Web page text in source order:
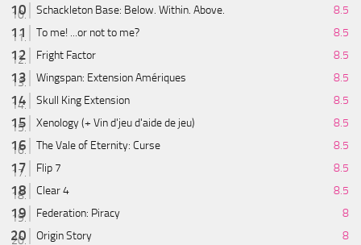
Schackleton Base: Below. Within. Above.
8.5
To me! ...or not to me?
8.5
Fright Factor
8.5
Wingspan: Extension Amériques
8.5
Skull King Extension
8.5
Xenology (+ Vin d'jeu d'aide de jeu)
8.5
The Vale of Eternity: Curse
8.5
Flip 7
8.5
Clear 4
8.5
Federation: Piracy
8
Origin Story
8